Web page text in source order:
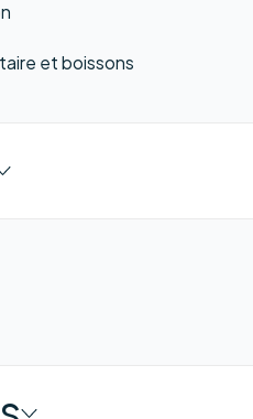
et boissons